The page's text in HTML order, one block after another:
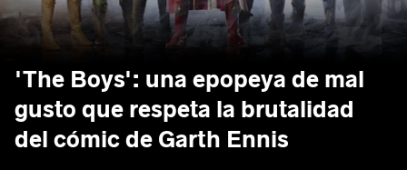
'The Boys': una epopeya de mal
gusto que respeta la brutalidad
del cómic de Garth Ennis